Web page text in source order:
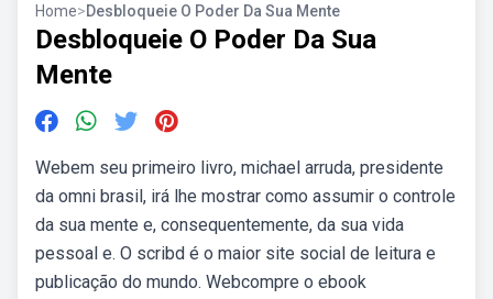
Home>Desbloqueie O Poder Da Sua Mente
Desbloqueie O Poder Da Sua
Mente
Webem seu primeiro livro, michael arruda, presidente
da omni brasil, irá lhe mostrar como assumir o controle
da sua mente e, consequentemente, da sua vida
pessoal e. O scribd é o maior site social de leitura e
publicação do mundo. Webcompre o ebook